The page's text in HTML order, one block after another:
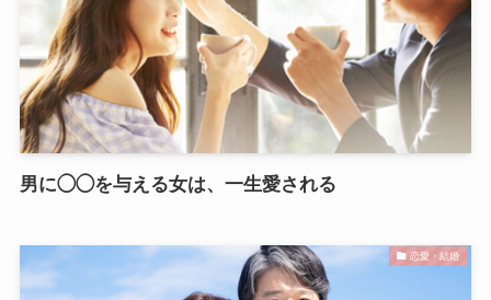
男に◯◯を与える女は、一生愛される
恋愛・結婚